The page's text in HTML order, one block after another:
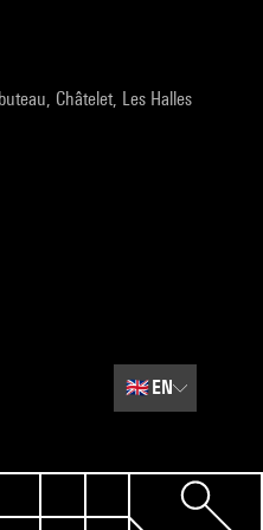
Châtelet, Les Halles
🇬🇧EN